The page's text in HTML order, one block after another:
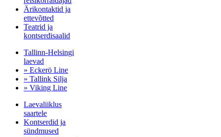
Ärikontaktid ja
ettevõtted
Teatrid ja
kontserdisaalid
Tallinn-Helsingi
laevad
» Eckerö Line
» Tallink Silja
» Viking Line
Laevaliiklus
saartele
Kontserdid ja
sündmused